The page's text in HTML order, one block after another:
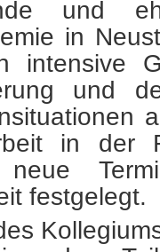
und
in
intensive
und
in der
neue
festgelegt.